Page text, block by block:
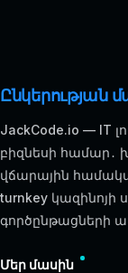
Ընկերության
JackCode.io — IT
բիզնեսի համար․
վճարային
turnkey կազինոյի
գործընթացների
Մեր մասին